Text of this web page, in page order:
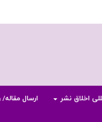
اخلاق نشر ارسال